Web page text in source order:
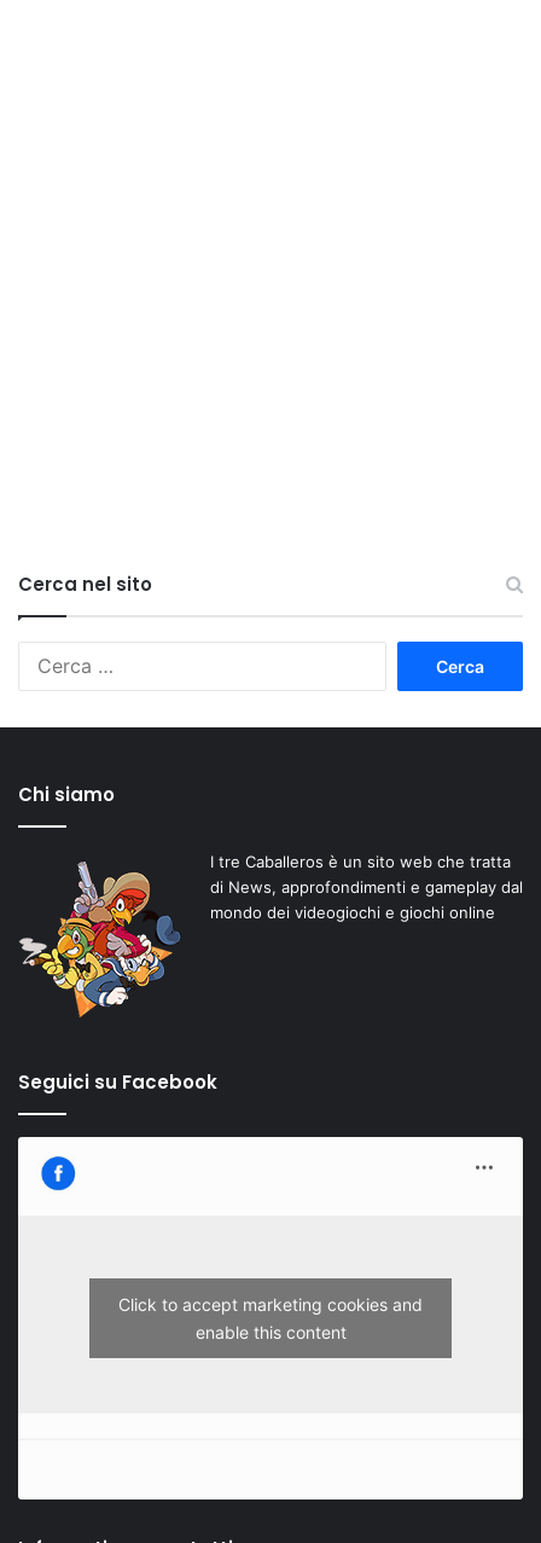
Cerca nel sito
Chi siamo
I tre Caballeros è un sito web che tratta
di News, approfondimenti e gameplay dal
mondo dei videogiochi e giochi online
Seguici su Facebook
Click to accept marketing cookies and
enable this content